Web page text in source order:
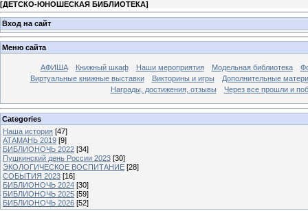
[ДЕТСКО-ЮНОШЕСКАЯ БИБЛИОТЕКА]
Вход на сайт
Меню сайта
АФИША Книжный шкаф Наши мероприятия Модельная библиотека
Виртуальные книжные выставки
Викторины и игры
Дополнительные
Награды, достижения, отзывы
Через все прошли и
Categories
Наша история [47]
АТАМАНЬ 2019 [9]
БИБЛИОНОЧЬ 2022 [34]
Пушкинский день России 2023 [30]
ЭКОЛОГИЧЕСКОЕ ВОСПИТАНИЕ [28]
СОБЫТИЯ 2023 [16]
БИБЛИОНОЧЬ 2024 [30]
БИБЛИОНОЧЬ 2025 [59]
БИБЛИОНОЧЬ 2026 [52]